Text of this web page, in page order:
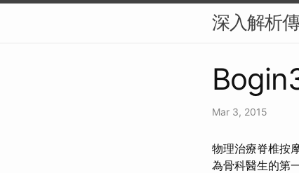
深入解析
Mar 3, 2015
物理治療脊椎按
為骨科醫生的第